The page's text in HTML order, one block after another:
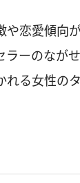
恋愛傾向
ーのながせ
る女性の